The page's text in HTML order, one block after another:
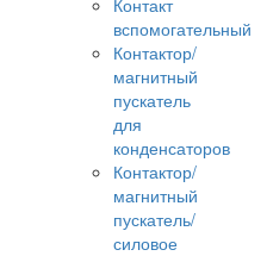
Контакт
вспомогательный
Контактор/
магнитный
пускатель
для
конденсаторов
Контактор/
магнитный
пускатель/
силовое